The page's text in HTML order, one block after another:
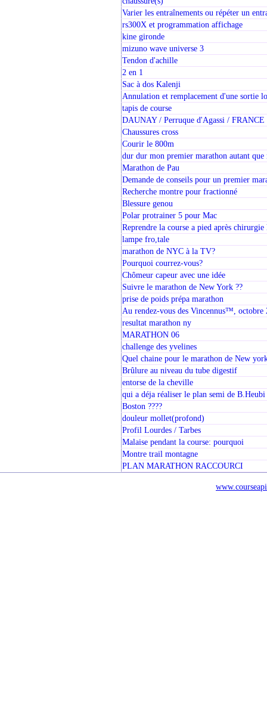
Varier les entraînements ou répéter un
rs300X et programmation affichage
kine gironde
mizuno wave universe 3
Tendon d'achille
2 en 1
Sac à dos Kalenji
Annulation et remplacement d'une sortie
tapis de course
DAUNAY / Perruque d'Agassi / FRANCE
Chaussures cross
Courir le 800m
dur dur mon premier marathon autant que
Marathon de Pau
Demande de conseils pour un premier
Recherche montre pour fractionné
Blessure genou
Polar protrainer 5 pour Mac
Reprendre la course a pied après
lampe fro,tale
marathon de NYC à la TV?
Pourquoi courrez-vous?
Chômeur capeur avec une idée
Suivre le marathon de New York ??
prise de poids prépa marathon
Au rendez-vous des Vincennus™, octobre
resultat marathon ny
MARATHON 06
challenge des yvelines
Quel chaine pour le marathon de New
Brûlure au niveau du tube digestif
entorse de la cheville
qui a déja réaliser le plan semi de B.Heubi
Boston ????
douleur mollet(profond)
Profil Lourdes / Tarbes
Malaise pendant la course: pourquoi
Montre trail montagne
PLAN MARATHON RACCOURCI